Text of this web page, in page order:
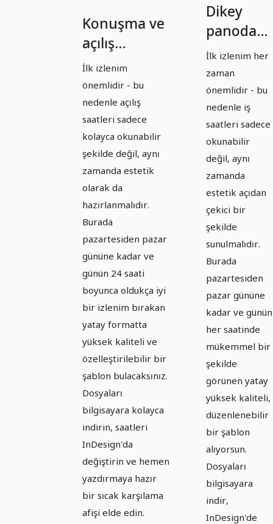
Konuşma ve
açılış
saatlerini
asma amaçlı
şablonlar
yatay
formatta -
Sürüm 1
İlk izlenim
önemlidir - bu
nedenle açılış
saatleri sadece
kolayca okunabilir
şekilde değil, aynı
zamanda estetik
olarak da
hazırlanmalıdır.
Burada
pazartesiden pazar
gününe kadar ve
günün 24 saati
boyunca oldukça iyi
bir izlenim bırakan
yatay formatta
yüksek kaliteli ve
özelleştirilebilir bir
şablon bulacaksınız.
Dosyaları
bilgisayara kolayca
indirin, saatleri
InDesign'da
değiştirin ve hemen
yazdırmaya hazır
bir sıcak karşılama
afişi elde edin.
Dikey
panoda
konuşma
ve
çalışma
saatleri
için
şablonları
- Sürüm 2
İlk izlenim her
zaman
önemlidir - bu
nedenle iş
saatleri sadece
okunabilir
değil, aynı
zamanda
estetik açıdan
çekici bir
şekilde
sunulmalıdır.
Burada
pazartesiden
pazar gününe
kadar ve günün
her saatinde
mükemmel bir
şekilde
görünen yatay
yüksek kaliteli,
düzenlenebilir
bir şablon
alıyorsun.
Dosyaları
bilgisayara
indir,
InDesign'de